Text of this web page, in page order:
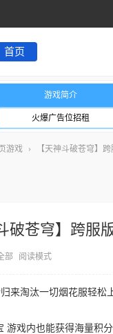
首页
游戏简介
火爆广告位招租
游戏 › 【天神斗破苍穹】
破苍穹】跨服
部 阅读模式
来淘汰一切烟花服轻松
游戏内也能获得海量积分